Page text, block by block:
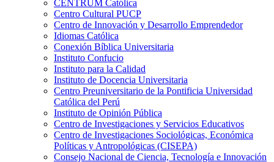
CENTRUM Católica
Centro Cultural PUCP
Centro de Innovación y Desarrollo Emprendedor
Idiomas Católica
Conexión Bíblica Universitaria
Instituto Confucio
Instituto para la Calidad
Instituto de Docencia Universitaria
Centro Preuniversitario de la Pontificia Universidad
Católica del Perú
Instituto de Opinión Pública
Centro de Investigaciones y Servicios Educativos
Centro de Investigaciones Sociológicas, Económica
Políticas y Antropológicas (CISEPA)
Consejo Nacional de Ciencia, Tecnología e Innovación